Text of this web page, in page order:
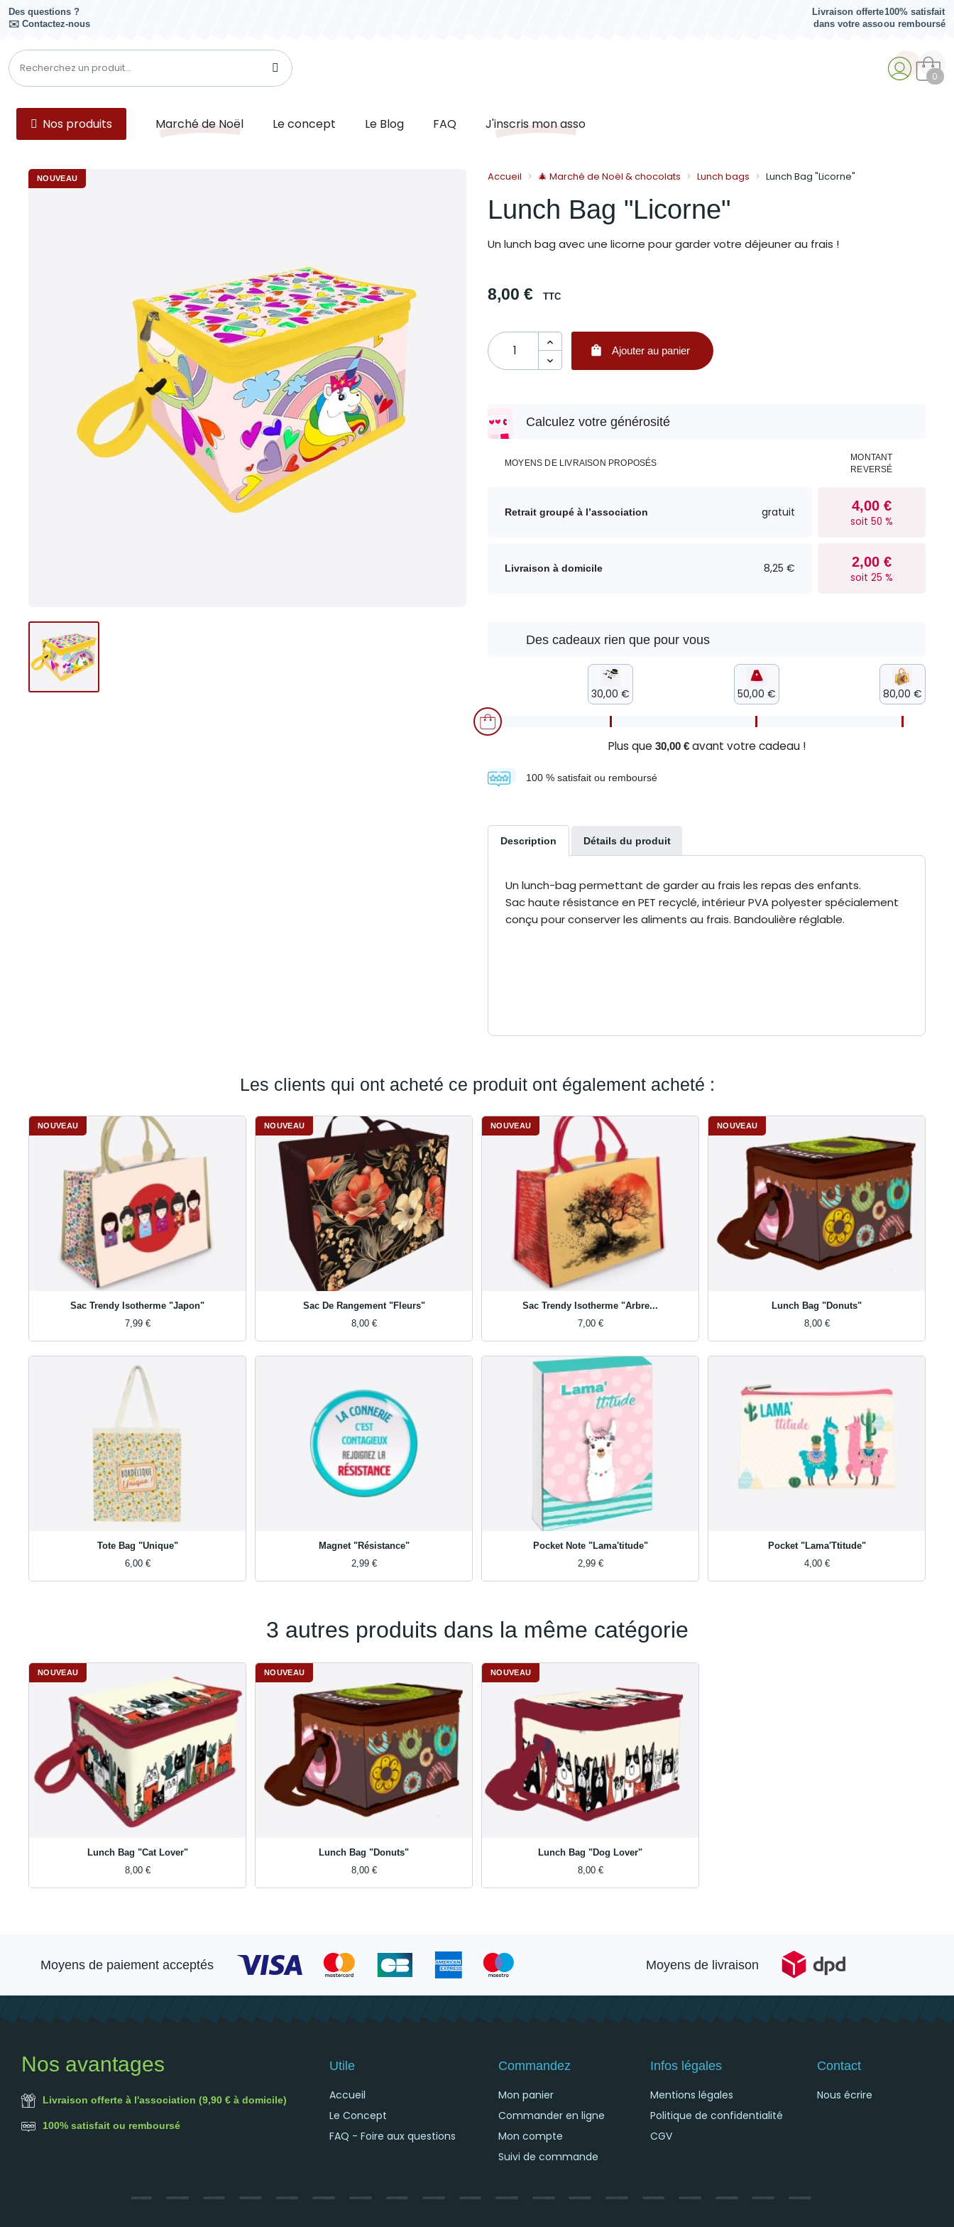
Des questions ?
✉️ Contactez-nous
Livraison offerte
dans votre asso
100% satisfait
ou remboursé
0
Nos produits Marché de Noël Le concept Le Blog FAQ J'inscris mon asso
NOUVEAU Accueil 🎄 Marché de Noël & chocolats Lunch bags Lunch Bag "Licorne"
Lunch Bag "Licorne"
Un lunch bag avec une licorne pour garder votre déjeuner au frais !
8,00 € TTC
 Ajouter au panier
Calculez votre générosité
MOYENS DE LIVRAISON PROPOSÉS
MONTANT
REVERSÉ
Retrait groupé à l’association gratuit 4,00 €
soit 50 %
Livraison à domicile 8,25 € 2,00 €
soit 25 %
Des cadeaux rien que pour vous
30,00 € 50,00 € 80,00 €
Plus que 30,00 €avant votre cadeau !
100 % satisfait ou remboursé
Description Détails du produit
Un lunch-bag permettant de garder au frais les repas des enfants.
Sac haute résistance en PET recyclé, intérieur PVA polyester spécialement
conçu pour conserver les aliments au frais. Bandoulière réglable.
Les clients qui ont acheté ce produit ont également acheté :
Sac Trendy Isotherme "Japon"
7,99 €
NOUVEAU
Sac De Rangement "Fleurs"
8,00 €
NOUVEAU
Sac Trendy Isotherme "Arbre...
7,00 €
NOUVEAU
Lunch Bag "Donuts"
8,00 €
NOUVEAU
Tote Bag "Unique"
6,00 €
Magnet "Résistance"
2,99 €
Pocket Note "Lama'titude"
2,99 €
Pocket "Lama'Ttitude"
4,00 €
3 autres produits dans la même catégorie
Lunch Bag "Cat Lover"
8,00 €
NOUVEAU
Lunch Bag "Donuts"
8,00 €
NOUVEAU
Lunch Bag "Dog Lover"
8,00 €
NOUVEAU
Moyens de paiement acceptés Moyens de livraison
Nos avantages
Livraison offerte à l'association (9,90 € à domicile)
100% satisfait ou remboursé
Utile
Accueil
Le Concept
FAQ - Foire aux questions
Commandez
Mon panier
Commander en ligne
Mon compte
Suivi de commande
Infos légales
Mentions légales
Politique de confidentialité
CGV
Contact
Nous écrire